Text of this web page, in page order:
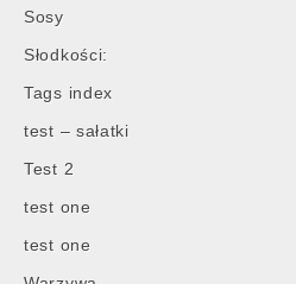
Sosy
Słodkości:
Tags index
test – sałatki
Test 2
test one
test one